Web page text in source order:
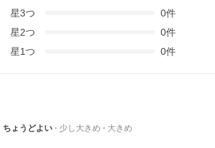
星3つ 0件
星2つ 0件
星1つ 0件
ちょうどよい 少し大きめ 大きめ